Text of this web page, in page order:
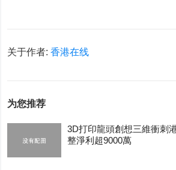
关于作者:香港在线
为您推荐
3D打印龍頭創想三維衝刺
整淨利超9000萬